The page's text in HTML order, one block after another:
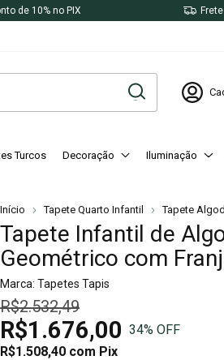
de 10% no PIX
Turcos Decoração Iluminação
Início Tapete Quarto Infantil Tapete
Tapete Infantil de
Geométrico com
Marca: Tapetes Tapis
R$2.532,49
R$1.676,00 34% OFF
R$1.508,40 com Pix